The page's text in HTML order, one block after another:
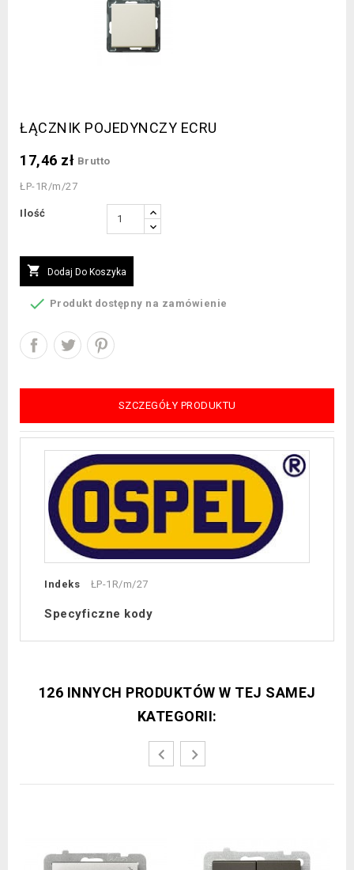
ŁĄCZNIK POJEDYNCZY ECRU
17,46 zł Brutto
ŁP-1R/m/27
Ilość
 Dodaj Do Koszyka
 Produkt dostępny na zamówienie
SZCZEGÓŁY PRODUKTU
Indeks ŁP-1R/m/27
Specyficzne kody
126 INNYCH PRODUKTÓW W TEJ SAMEJ
KATEGORII: